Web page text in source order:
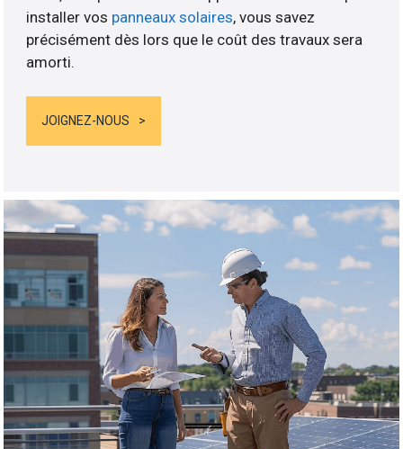
installer vos panneaux solaires, vous savez
précisément dès lors que le coût des travaux sera
amorti.
JOIGNEZ-NOUS